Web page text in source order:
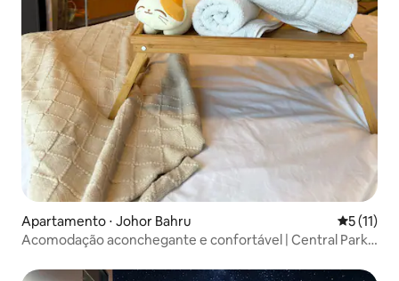
Apartamento ⋅ Johor Bahru 5 de uma
5 (11)
Acomodação aconchegante e confortável | Central Park |